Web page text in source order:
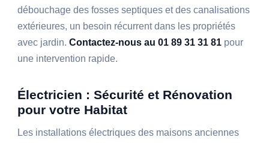
débouchage des fosses septiques et des canalisations
extérieures, un besoin récurrent dans les propriétés
avec jardin.Contactez-nous au 01 89 31 31 81 pour
une intervention rapide.
Électricien : Sécurité et Rénovation
pour votre Habitat
Les installations électriques des maisons anciennes